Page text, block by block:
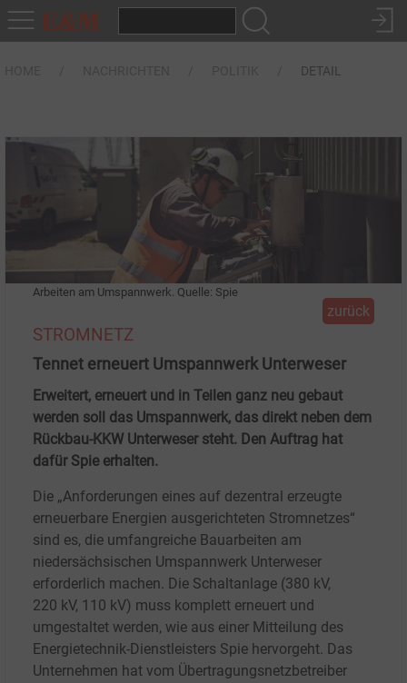
DETAIL
Arbeiten am Umspannwerk. Quelle: Spie
zurück
STROMNETZ
Tennet erneuert Umspannwerk Unterweser
Erweitert, erneuert und in Teilen ganz neu gebaut
werden soll das Umspannwerk, das direkt neben dem
Rückbau-KKW Unterweser steht. Den Auftrag hat
dafür Spie erhalten.
Die „Anforderungen eines auf dezentral erzeugte
erneuerbare Energien ausgerichteten Stromnetzes“
sind es, die umfangreiche Bauarbeiten am
niedersächsischen Umspannwerk Unterweser
erforderlich machen. Die Schaltanlage (380 kV,
220 kV, 110 kV) muss komplett erneuert und
umgestaltet werden, wie aus einer Mitteilung des
Energietechnik-Dienstleisters Spie hervorgeht. Das
Unternehmen hat vom Übertragungsnetzbetreiber